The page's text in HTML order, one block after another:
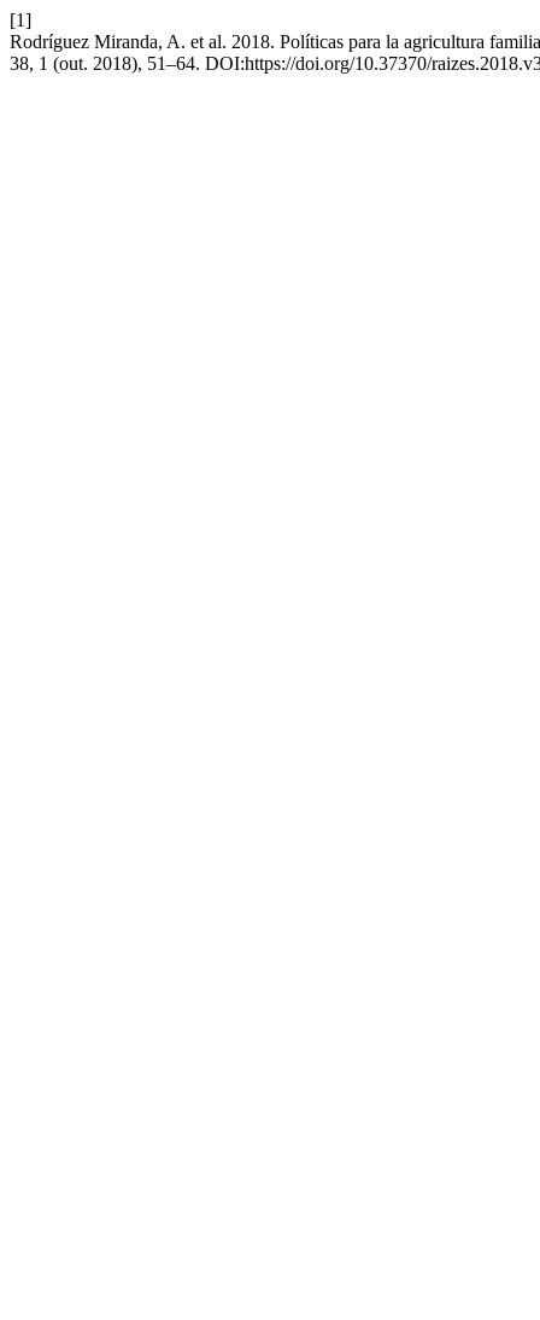
[1]
Rodríguez Miranda, A. et al. 2018. Políticas para la agricultura
38, 1 (out. 2018), 51–64. DOI:https://doi.org/10.37370/